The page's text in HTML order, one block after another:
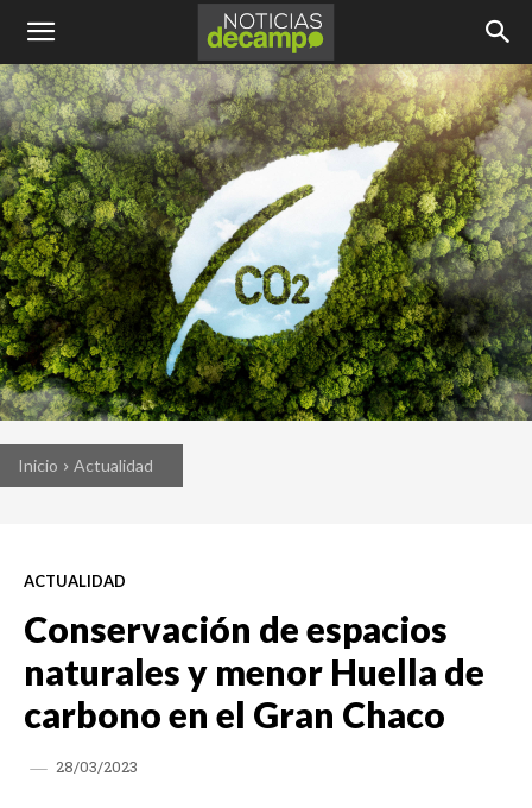
Inicio Actualidad
ACTUALIDAD
Conservación de espacios
naturales y menor Huella de
carbono en el Gran Chaco
28/03/2023